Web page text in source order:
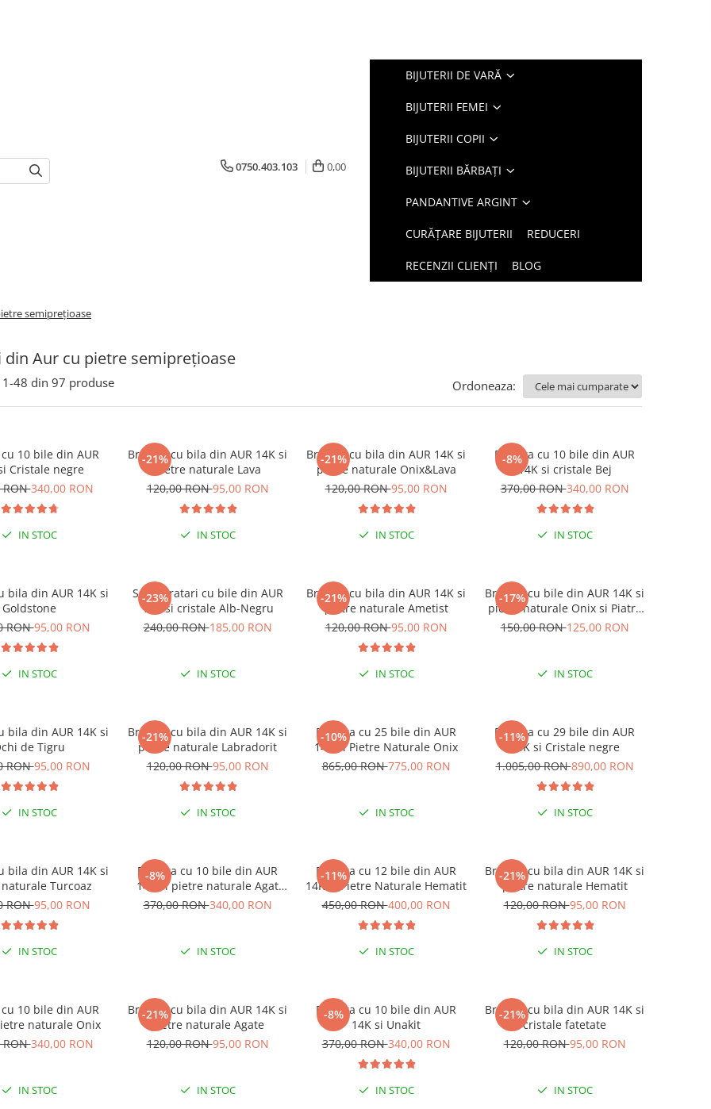
0750.403.103 0,00
BIJUTERII DE VARĂ
BIJUTERII FEMEI
BIJUTERII COPII
BIJUTERII BĂRBAȚI
PANDANTIVE ARGINT
CURĂȚARE BIJUTERII REDUCERI
RECENZII CLIENȚI BLOG
semiprețioase
din Aur cu pietre semiprețioase
1-48 din 97 produse Ordoneaza:
10 bile din AUR
si Cristale negre
RON340,00 RON
IN STOC
-21%
Bratara cu bila din AUR 14K si
pietre naturale Lava
120,00 RON95,00 RON
IN STOC
-21%
Bratara cu bila din AUR 14K si
pietre naturale Onix&Lava
120,00 RON95,00 RON
IN STOC
-8%
Bratara cu 10 bile din AUR
14K si cristale Bej
370,00 RON340,00 RON
IN STOC
bila din AUR 14K si
Goldstone
RON95,00 RON
IN STOC
-23%
Set 2 bratari cu bile din AUR
14K si cristale Alb-Negru
240,00 RON185,00 RON
IN STOC
-21%
Bratara cu bila din AUR 14K si
pietre naturale Ametist
120,00 RON95,00 RON
IN STOC
-17%
Bratara cu bile din AUR 14K si
pietre naturale Onix si Piatra
Lunii
150,00 RON125,00 RON
IN STOC
bila din AUR 14K si
de Tigru
RON95,00 RON
IN STOC
-21%
Bratara cu bila din AUR 14K si
pietre naturale Labradorit
120,00 RON95,00 RON
IN STOC
-10%
Bratara cu 25 bile din AUR
14K si Pietre Naturale Onix
865,00 RON775,00 RON
IN STOC
-11%
Bratara cu 29 bile din AUR
14K si Cristale negre
1.005,00 RON890,00 RON
IN STOC
bila din AUR 14K si
Turcoaz
RON95,00 RON
IN STOC
-8%
Bratara cu 10 bile din AUR
14K si pietre naturale Agat
Indian
370,00 RON340,00 RON
IN STOC
-11%
Bratara cu 12 bile din AUR
14K si Pietre Naturale Hematit
450,00 RON400,00 RON
IN STOC
-21%
Bratara cu bila din AUR 14K si
pietre naturale Hematit
120,00 RON95,00 RON
IN STOC
10 bile din AUR
naturale Onix
RON340,00 RON
IN STOC
-21%
Bratara cu bila din AUR 14K si
pietre naturale Agate
120,00 RON95,00 RON
IN STOC
-8%
Bratara cu 10 bile din AUR
14K si Unakit
370,00 RON340,00 RON
IN STOC
-21%
Bratara cu bila din AUR 14K si
cristale fatetate
120,00 RON95,00 RON
IN STOC